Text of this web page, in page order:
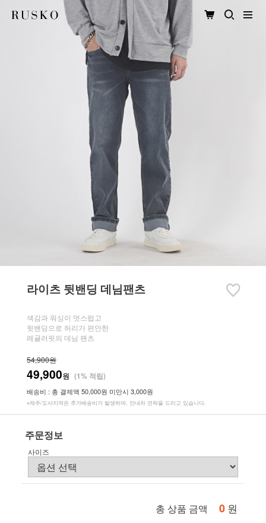
라이츠 뒷밴딩 데님팬츠
색감과 워싱이 멋스럽고
뒷밴딩으로 허리가 편안한
레귤러핏의 데님 팬츠
54,900원
49,900원 (1% 적립)
배송비 : 총 결제액 50,000원 미만시 3,000원
※제주/도서지역은 추가배송비가 발생하며, 안내차 연락을 드리고 있습니다.
주문정보
사이즈
총 상품 금액 0 원